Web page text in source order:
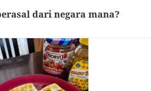
dari negara mana?